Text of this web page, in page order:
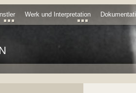
Werk und Interpretation